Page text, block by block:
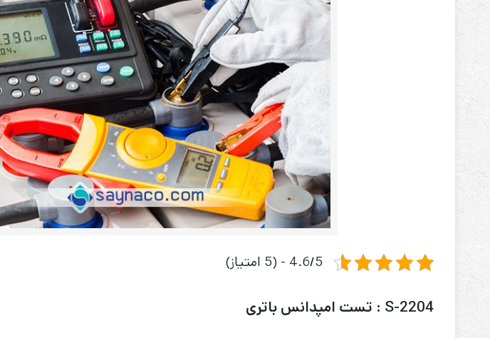
رله‌ای
AVR
STB
Prince
سروو موتوری
ZTY
4.6/5 - (5 امتیاز)
S-2204 : تست امپدانس باتری